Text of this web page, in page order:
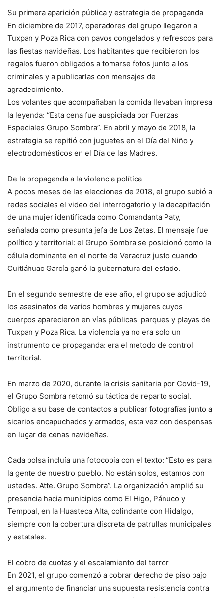
Su primera aparición pública y estrategia de propaganda
En diciembre de 2017, operadores del grupo llegaron a
Tuxpan y Poza Rica con pavos congelados y refrescos para
las fiestas navideñas. Los habitantes que recibieron los
regalos fueron obligados a tomarse fotos junto a los
criminales y a publicarlas con mensajes de
agradecimiento.
Los volantes que acompañaban la comida llevaban impresa
la leyenda: “Esta cena fue auspiciada por Fuerzas
Especiales Grupo Sombra”. En abril y mayo de 2018, la
estrategia se repitió con juguetes en el Día del Niño y
electrodomésticos en el Día de las Madres.
De la propaganda a la violencia política
A pocos meses de las elecciones de 2018, el grupo subió a
redes sociales el video del interrogatorio y la decapitación
de una mujer identificada como Comandanta Paty,
señalada como presunta jefa de Los Zetas. El mensaje fue
político y territorial: el Grupo Sombra se posicionó como la
célula dominante en el norte de Veracruz justo cuando
Cuitláhuac García ganó la gubernatura del estado.
En el segundo semestre de ese año, el grupo se adjudicó
los asesinatos de varios hombres y mujeres cuyos
cuerpos aparecieron en vías públicas, parques y playas de
Tuxpan y Poza Rica. La violencia ya no era solo un
instrumento de propaganda: era el método de control
territorial.
En marzo de 2020, durante la crisis sanitaria por Covid-19,
el Grupo Sombra retomó su táctica de reparto social.
Obligó a su base de contactos a publicar fotografías junto a
sicarios encapuchados y armados, esta vez con despensas
en lugar de cenas navideñas.
Cada bolsa incluía una fotocopia con el texto: “Esto es para
la gente de nuestro pueblo. No están solos, estamos con
ustedes. Atte. Grupo Sombra”. La organización amplió su
presencia hacia municipios como El Higo, Pánuco y
Tempoal, en la Huasteca Alta, colindante con Hidalgo,
siempre con la cobertura discreta de patrullas municipales
y estatales.
El cobro de cuotas y el escalamiento del terror
En 2021, el grupo comenzó a cobrar derecho de piso bajo
el argumento de financiar una supuesta resistencia contra